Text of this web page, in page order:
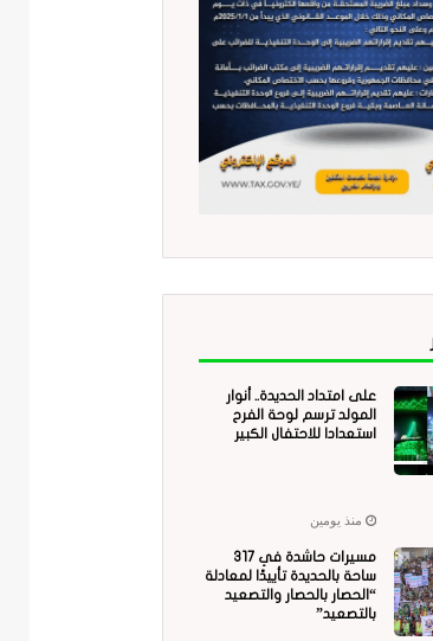
على امتداد الحديدة.. أنوار
المولد ترسم لوحة الفرح
استعدادا للاحتفال الكبير
منذ يومين
مسيرات حاشدة في 317
ساحة بالحديدة تأييدًا لمعادلة
“الحصار بالحصار والتصعيد
بالتصعيد”